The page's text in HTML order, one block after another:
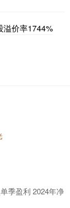
溢价率1744%
季盈利 2024年净